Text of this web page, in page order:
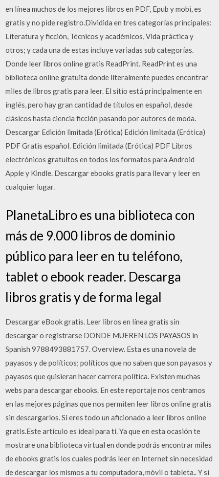
en línea muchos de los mejores libros en PDF, Epub y mobi, es
gratis y no pide registro.Dividida en tres categorías principales:
Literatura y ficción, Técnicos y académicos, Vida práctica y
otros; y cada una de estas incluye variadas sub categorías.
Donde leer libros online gratis ReadPrint. ReadPrint es una
biblioteca online gratuita donde literalmente puedes encontrar
miles de libros gratis para leer. El sitio está principalmente en
inglés, pero hay gran cantidad de títulos en español, desde
clásicos hasta ciencia ficción pasando por autores de moda.
Descargar Edición limitada (Erótica) Edición limitada (Erótica)
PDF Gratis español. Edición limitada (Erótica) PDF Libros
electrónicos gratuitos en todos los formatos para Android
Apple y Kindle. Descargar ebooks gratis para llevar y leer en
cualquier lugar.
PlanetaLibro es una biblioteca con
más de 9.000 libros de dominio
público para leer en tu teléfono,
tablet o ebook reader. Descarga
libros gratis y de forma legal
Descargar eBook gratis. Leer libros en línea gratis sin
descargar o registrarse DONDE MUEREN LOS PAYASOS in
Spanish 9788493881757. Overview. Esta es una novela de
payasos y de políticos; políticos que no saben que son payasos y
payasos que quisieran hacer carrera política. Existen muchas
webs para descargar ebooks. En este reportaje nos centramos
en las mejores páginas que nos permiten leer libros online gratis
sin descargarlos. Si eres todo un aficionado a leer libros online
gratis.Este artículo es ideal para ti. Ya que en esta ocasión te
mostrare una biblioteca virtual en donde podrás encontrar miles
de ebooks gratis los cuales podrás leer en Internet sin necesidad
de descargar los mismos a tu computadora, móvil o tableta.. Y si